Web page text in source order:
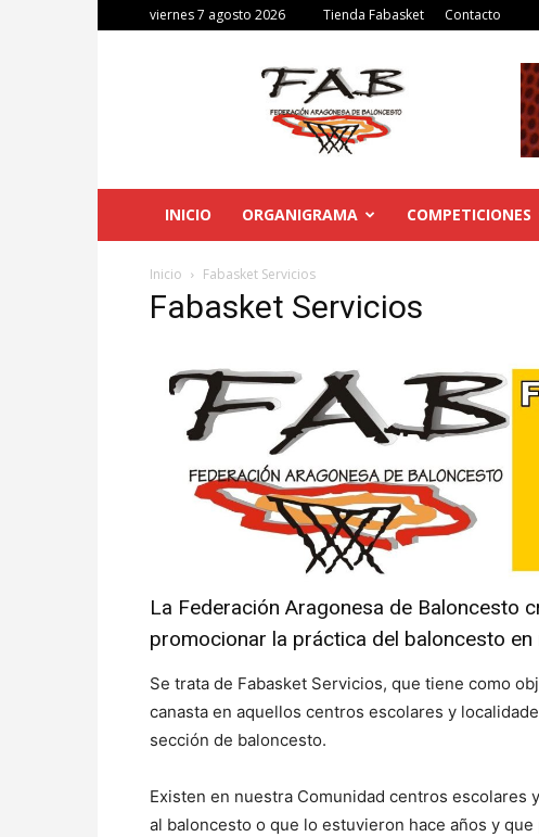
viernes 7 agosto 2026 Tienda Fabasket Contacto
Federación
Aragonesa
INICIO ORGANIGRAMA COMPETICIONES
Inicio Fabasket Servicios
Fabasket Servicios
La Federación Aragonesa de Baloncesto
promocionar la práctica del baloncesto en
Se trata de Fabasket Servicios, que tiene como
canasta en aquellos centros escolares y
sección de baloncesto.
Existen en nuestra Comunidad centros escolares
al baloncesto o que lo estuvieron hace años y